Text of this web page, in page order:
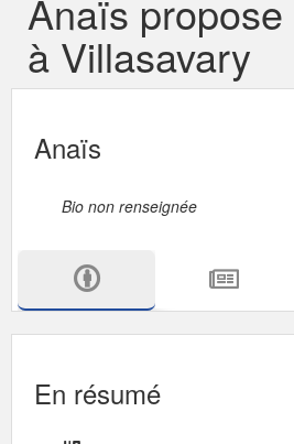
Anaïs
à Villasavary
Anaïs
Bio non renseignée
En résumé